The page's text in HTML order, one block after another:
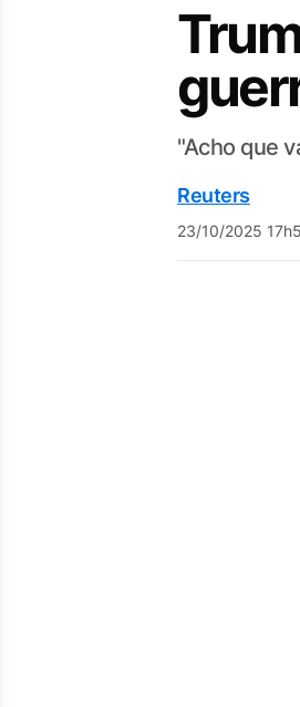
"Acho que
Reuters
23/10/2025